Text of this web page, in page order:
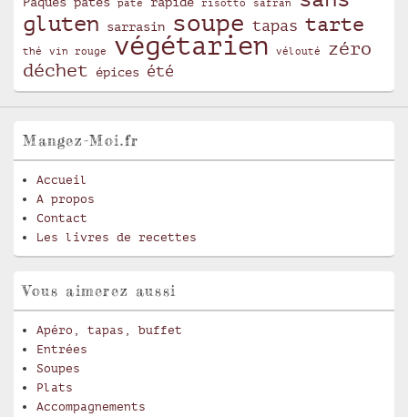
pâté risotto safran
gluten
sarrasin soupe tapas tarte
thé vin rouge végétarien vélouté
zéro
déchet
épices été
Mangez-Moi.fr
Accueil
A propos
Contact
Les livres de recettes
Vous aimerez aussi
Apéro, tapas, buffet
Entrées
Soupes
Plats
Accompagnements